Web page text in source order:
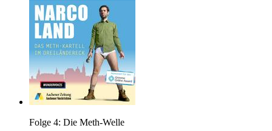
Folge 4: Die Meth-Welle